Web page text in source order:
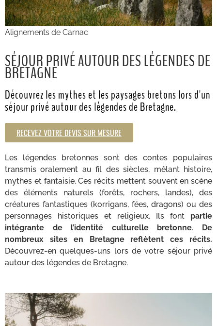
Alignements de Carnac
SÉJOUR PRIVÉ AUTOUR DES LÉGENDES DE
BRETAGNE
Découvrez les mythes et les paysages bretons lors d'un
séjour privé autour des légendes de Bretagne.
RECEVEZ VOTRE DEVIS SUR MESURE
Les légendes bretonnes sont des contes populaires
transmis oralement au fil des siècles, mêlant histoire,
mythes et fantaisie. Ces récits mettent souvent en scène
des éléments naturels (forêts, rochers, landes), des
créatures fantastiques (korrigans, fées, dragons) ou des
personnages historiques et religieux. Ils font partie
intégrante de l’identité culturelle bretonne. De
nombreux sites en Bretagne reflètent ces récits.
Découvrez-en quelques-uns lors de votre séjour privé
autour des légendes de Bretagne.